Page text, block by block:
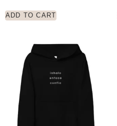
ADD TO CART